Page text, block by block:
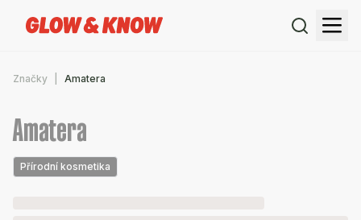
Značky Amatera
Amatera
Přírodní kosmetika